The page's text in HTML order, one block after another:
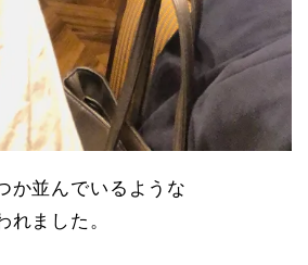
か並んでいるような
れました。